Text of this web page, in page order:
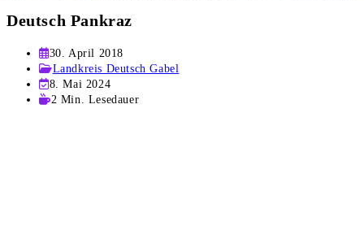
Deutsch Pankraz
Beitrag
veröffentlicht:
30. April 2018
Beitrags-
Kategorie:
Landkreis Deutsch Gabel
Beitrag
zuletzt
8. Mai 2024
Lesedauer:
2 Min. Lesedauer